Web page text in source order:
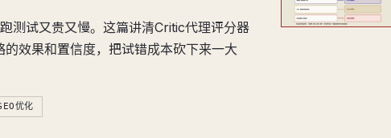
测试又贵又慢。这篇讲清Critic代理评分器
效果和置信度，把试错成本砍下来一大
优化